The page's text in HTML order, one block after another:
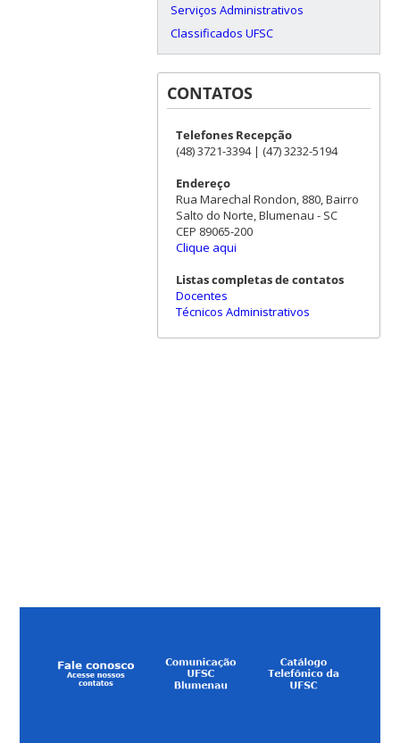
Serviços Administrativos
Classificados UFSC
CONTATOS
Telefones Recepção
(48) 3721-3394 | (47) 3232-5194
Endereço
Rua Marechal Rondon, 880, Bairro
Salto do Norte, Blumenau - SC
CEP 89065-200
Clique aqui
Listas completas de contatos
Docentes
Técnicos Administrativos